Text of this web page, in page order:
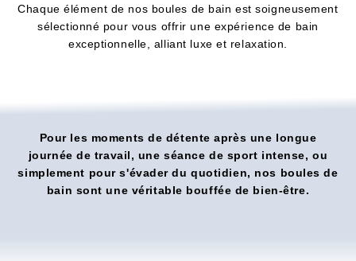
Chaque élément de nos boules de bain est soigneusement
sélectionné pour vous offrir une expérience de bain
exceptionnelle, alliant luxe et relaxation.
Pour les moments de détente après une longue
journée de travail, une séance de sport intense, ou
simplement pour s'évader du quotidien, nos boules de
bain sont une véritable bouffée de bien-être.